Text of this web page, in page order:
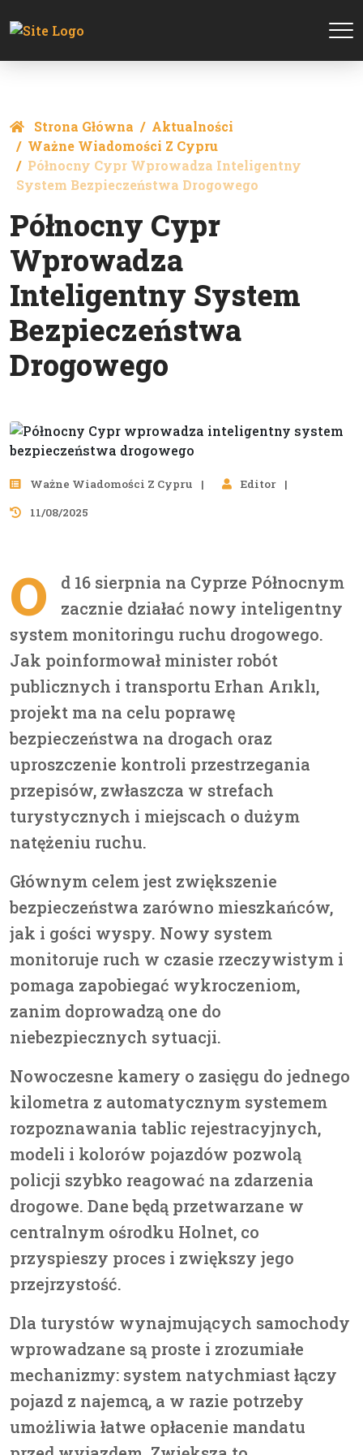
Strona Główna
Aktualności
Ważne Wiadomości Z Cypru
Północny Cypr Wprowadza Inteligentny
System Bezpieczeństwa Drogowego
Północny Cypr
Wprowadza
Inteligentny System
Bezpieczeństwa
Drogowego
Ważne Wiadomości Z Cypru
Editor
11/08/2025
O
d 16 sierpnia na Cyprze Północnym
zacznie działać nowy inteligentny
system monitoringu ruchu drogowego.
Jak poinformował minister robót
publicznych i transportu Erhan Arıklı,
projekt ma na celu poprawę
bezpieczeństwa na drogach oraz
uproszczenie kontroli przestrzegania
przepisów, zwłaszcza w strefach
turystycznych i miejscach o dużym
natężeniu ruchu.
Głównym celem jest zwiększenie
bezpieczeństwa zarówno mieszkańców,
jak i gości wyspy. Nowy system
monitoruje ruch w czasie rzeczywistym i
pomaga zapobiegać wykroczeniom,
zanim doprowadzą one do
niebezpiecznych sytuacji.
Nowoczesne kamery o zasięgu do jednego
kilometra z automatycznym systemem
rozpoznawania tablic rejestracyjnych,
modeli i kolorów pojazdów pozwolą
policji szybko reagować na zdarzenia
drogowe. Dane będą przetwarzane w
centralnym ośrodku Holnet, co
przyspieszy proces i zwiększy jego
przejrzystość.
Dla turystów wynajmujących samochody
wprowadzane są proste i zrozumiałe
mechanizmy: system natychmiast łączy
pojazd z najemcą, a w razie potrzeby
umożliwia łatwe opłacenie mandatu